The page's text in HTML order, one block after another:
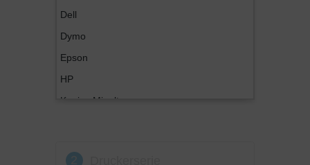
Dell
Dymo
Epson
HP
Konica Minolta